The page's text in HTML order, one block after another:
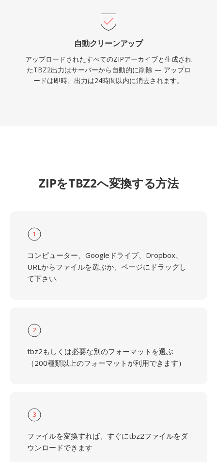
自動クリーンアップ
アップロードされたすべてのZIPアーカイブと生成され
たTBZ2出力はサーバーから自動的に削除 — アップロ
ードは即時、出力は24時間以内に消去されます。
ZIPをTBZ2へ変換する方法
1
コンピューター、Googleドライブ、Dropbox、
URLからファイルを選ぶか、ページにドラッグし
て下さい.
2
tbz2もしくは必要な別のフォーマットを選ぶ
（200種類以上のフォーマットが利用できます）
3
ファイルを変換すれば、すぐにtbz2ファイルをダ
ウンロードできます